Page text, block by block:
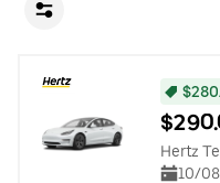
Hertz
10/